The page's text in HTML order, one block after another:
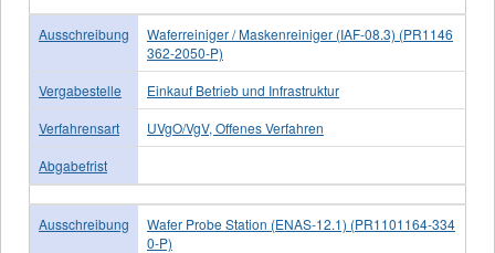
Ausschreibung
Waferreiniger / Maskenreiniger (IAF-08.3) (PR1146
362-2050-P)
Vergabestelle
Einkauf Betrieb und Infrastruktur
Verfahrensart
UVgO/VgV, Offenes Verfahren
Abgabefrist
Ausschreibung
Wafer Probe Station (ENAS-12.1) (PR1101164-334
0-P)